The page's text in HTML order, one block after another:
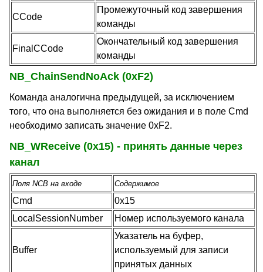
CCode
Промежуточный код завершения
команды
FinalCCode
Окончательный код завершения
команды
NB_ChainSendNoAck (0xF2)
Команда аналогична предыдущей, за исключением
того, что она выполняется без ожидания и в поле Cmd
необходимо записать значение 0xF2.
NB_WReceive (0x15) - принять данные через
канал
Поля NCB на входе Содержимое
Cmd
0x15
LocalSessionNumber
Номер используемого канала
Buffer
Указатель на буфер,
используемый для записи
принятых данных